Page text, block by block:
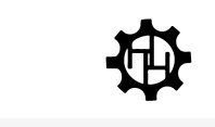
المحتوى